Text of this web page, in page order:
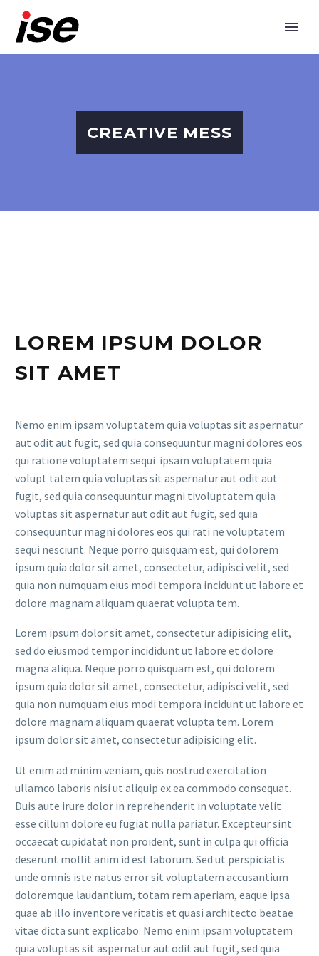
CREATIVE MESS
LOREM IPSUM DOLOR
SIT AMET
Nemo enim ipsam voluptatem quia voluptas sit aspernatur
aut odit aut fugit, sed quia consequuntur magni dolores eos
qui ratione voluptatem sequi ipsam voluptatem quia
volupt tatem quia voluptas sit aspernatur aut odit aut
fugit, sed quia consequuntur magni tivoluptatem quia
voluptas sit aspernatur aut odit aut fugit, sed quia
consequuntur magni dolores eos qui rati ne voluptatem
sequi nesciunt. Neque porro quisquam est, qui dolorem
ipsum quia dolor sit amet, consectetur, adipisci velit, sed
quia non numquam eius modi tempora incidunt ut labore et
dolore magnam aliquam quaerat volupta tem.
Lorem ipsum dolor sit amet, consectetur adipisicing elit,
sed do eiusmod tempor incididunt ut labore et dolore
magna aliqua. Neque porro quisquam est, qui dolorem
ipsum quia dolor sit amet, consectetur, adipisci velit, sed
quia non numquam eius modi tempora incidunt ut labore et
dolore magnam aliquam quaerat volupta tem. Lorem
ipsum dolor sit amet, consectetur adipisicing elit.
Ut enim ad minim veniam, quis nostrud exercitation
ullamco laboris nisi ut aliquip ex ea commodo consequat.
Duis aute irure dolor in reprehenderit in voluptate velit
esse cillum dolore eu fugiat nulla pariatur. Excepteur sint
occaecat cupidatat non proident, sunt in culpa qui officia
deserunt mollit anim id est laborum. Sed ut perspiciatis
unde omnis iste natus error sit voluptatem accusantium
doloremque laudantium, totam rem aperiam, eaque ipsa
quae ab illo inventore veritatis et quasi architecto beatae
vitae dicta sunt explicabo. Nemo enim ipsam voluptatem
quia voluptas sit aspernatur aut odit aut fugit, sed quia